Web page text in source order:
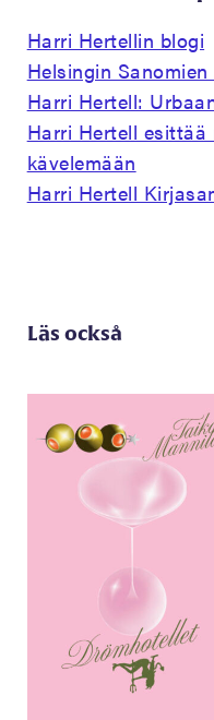
Harri Hertellin blogi
Helsingin
Harri Hertell:
Harri Hertell esittää
kävelemään
Harri Hertell
Läs också